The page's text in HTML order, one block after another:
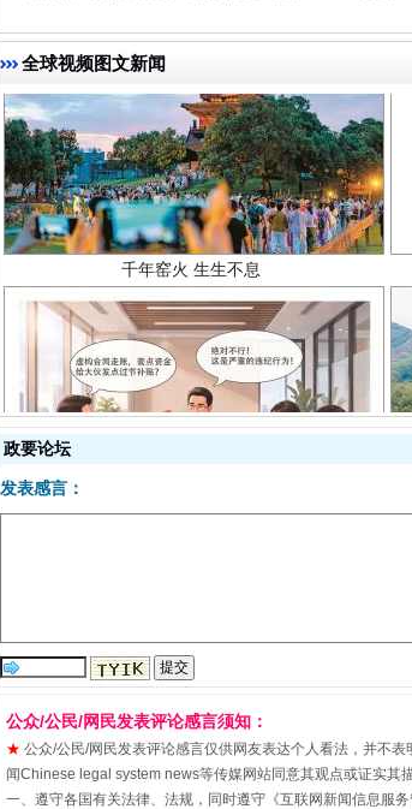
全球视频图文新闻
千年窑火 生生不息
揭开“小金库”的免责幌子
受贿1.44亿！段成刚被判无期
政要论坛
发表感言：
公众/公民/网民发表评论感言须知：
★ 公众/公民/网民发表评论感言仅供网友表达个人看法，并不
闻Chinese legal system news等传媒网站同意其观点或证实其
一、遵守各国有关法律、法规，同时遵守《互联网新闻信息服